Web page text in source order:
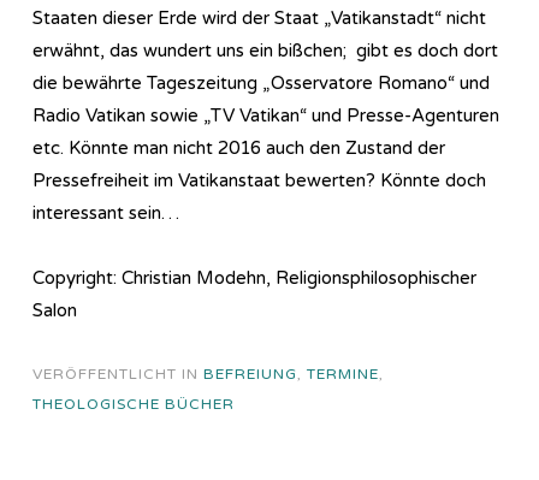
Staaten dieser Erde wird der Staat „Vatikanstadt“ nicht
erwähnt, das wundert uns ein bißchen; gibt es doch dort
die bewährte Tageszeitung „Osservatore Romano“ und
Radio Vatikan sowie „TV Vatikan“ und Presse-Agenturen
etc. Könnte man nicht 2016 auch den Zustand der
Pressefreiheit im Vatikanstaat bewerten? Könnte doch
interessant sein…
Copyright: Christian Modehn, Religionsphilosophischer
Salon
VERÖFFENTLICHT IN BEFREIUNG, TERMINE,
THEOLOGISCHE BÜCHER